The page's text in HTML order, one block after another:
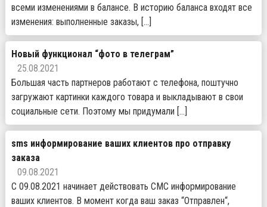
всеми изменениями в балансе. В историю баланса входят все
изменения: выполненные заказы, […]
Новый функционал “фото в телеграм”
25.08.2021
Большая часть партнеров работают с телефона, поштучно
загружают картинки каждого товара и выкладывают в свои
социальные сети. Поэтому мы придумали […]
sms информирование ваших клиентов про отправку
заказа
09.08.2021
С 09.08.2021 начинает действовать СМС информирование
ваших клиентов. В момент когда ваш заказ “Отправлен“,